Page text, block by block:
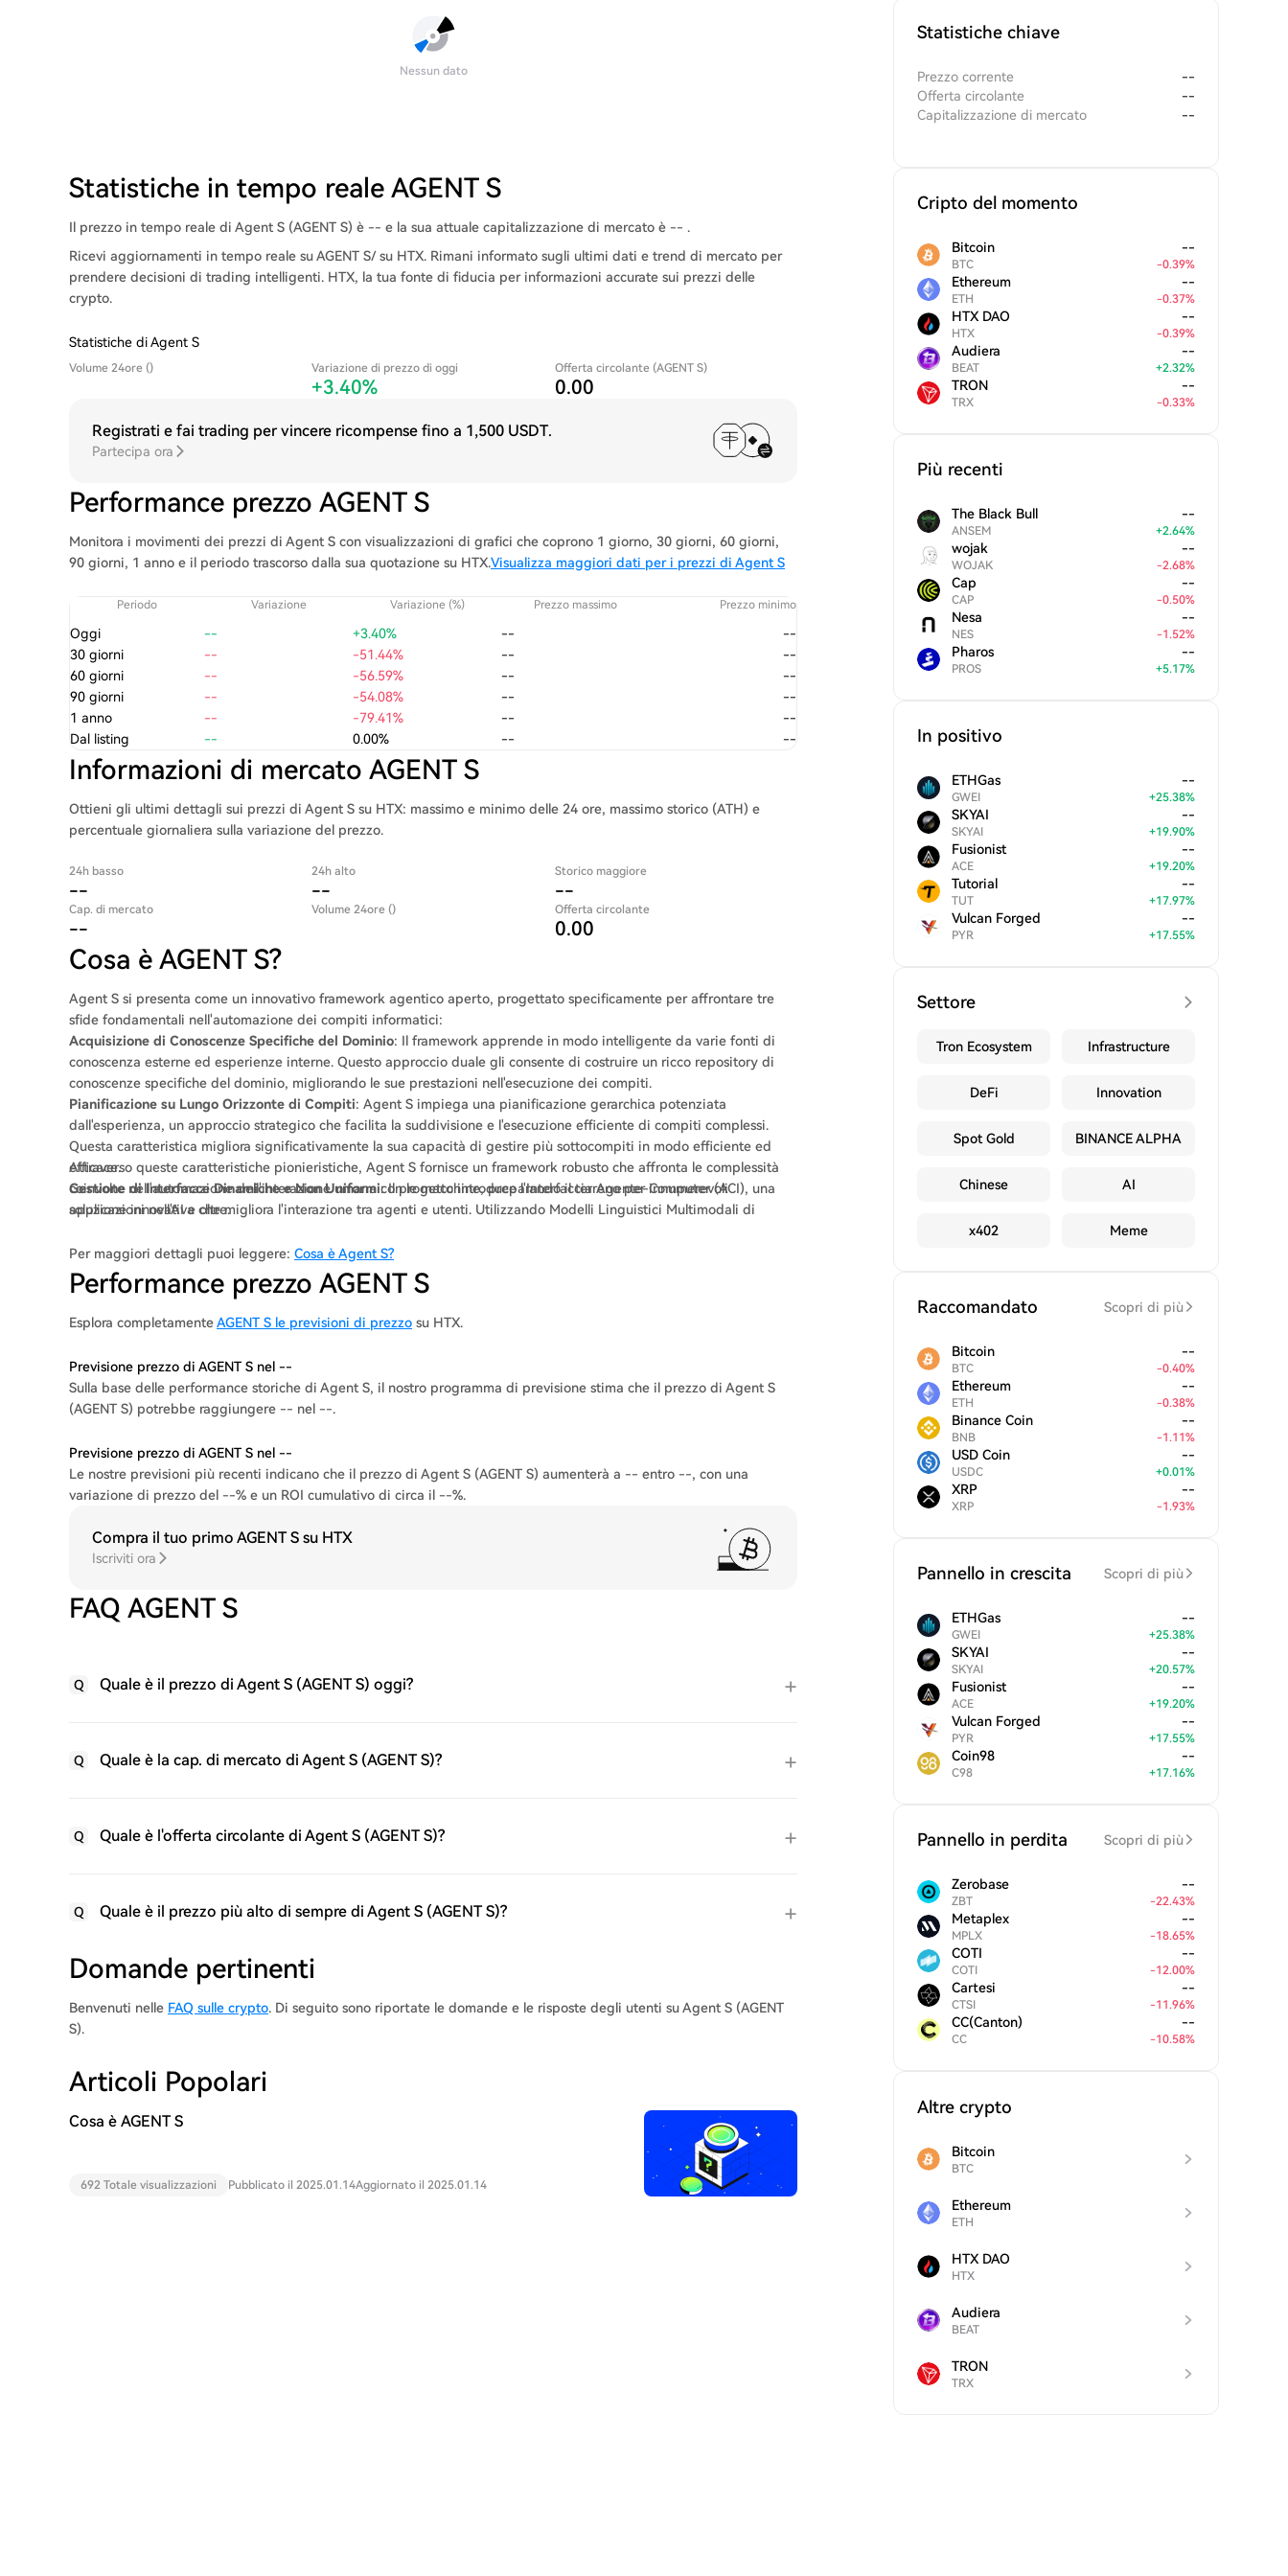
Nessun dato
Statistiche in tempo reale AGENT S
Il prezzo in tempo reale di Agent S (AGENT S) è -- e la sua attuale capitalizzazione di mercato è -- .
Ricevi aggiornamenti in tempo reale su AGENT S/ su HTX. Rimani informato sugli ultimi dati e trend di mercato per
prendere decisioni di trading intelligenti. HTX, la tua fonte di fiducia per informazioni accurate sui prezzi delle
crypto.
Statistiche di Agent S
Volume 24ore () Variazione di prezzo di oggi
+3.40%
Offerta circolante (AGENT S)
0.00
Registrati e fai trading per vincere ricompense fino a 1,500 USDT.
Partecipa ora
Performance prezzo AGENT S
Monitora i movimenti dei prezzi di Agent S con visualizzazioni di grafici che coprono 1 giorno, 30 giorni, 60 giorni,
90 giorni, 1 anno e il periodo trascorso dalla sua quotazione su HTX.Visualizza maggiori dati per i prezzi di Agent S
Periodo Variazione Variazione (%) Prezzo massimo Prezzo minimo
Oggi -- +3.40% --
--
30 giorni
-- -51.44% --
--
60 giorni
-- -56.59% --
--
90 giorni
-- -54.08% --
--
1 anno
-- -79.41% --
--
Dal listing
-- 0.00% -- --
Informazioni di mercato AGENT S
Ottieni gli ultimi dettagli sui prezzi di Agent S su HTX: massimo e minimo delle 24 ore, massimo storico (ATH) e
percentuale giornaliera sulla variazione del prezzo.
24h basso
--
24h alto
--
Storico maggiore
--
Cap. di mercato
--
Volume 24ore () Offerta circolante
0.00
Cosa è AGENT S?
Agent S si presenta come un innovativo framework agentico aperto, progettato specificamente per affrontare tre
sfide fondamentali nell'automazione dei compiti informatici:
Acquisizione di Conoscenze Specifiche del Dominio: Il framework apprende in modo intelligente da varie fonti di
conoscenza esterne ed esperienze interne. Questo approccio duale gli consente di costruire un ricco repository di
conoscenze specifiche del dominio, migliorando le sue prestazioni nell'esecuzione dei compiti.
Pianificazione su Lungo Orizzonte di Compiti: Agent S impiega una pianificazione gerarchica potenziata
dall'esperienza, un approccio strategico che facilita la suddivisione e l'esecuzione efficiente di compiti complessi.
Questa caratteristica migliora significativamente la sua capacità di gestire più sottocompiti in modo efficiente ed
efficace.
Gestione di Interfacce Dinamiche e Non Uniformi: Il progetto introduce l'Interfaccia Agente-Computer (ACI), una
soluzione innovativa che migliora l'interazione tra agenti e utenti. Utilizzando Modelli Linguistici Multimodali di
Attraverso queste caratteristiche pionieristiche, Agent S fornisce un framework robusto che affronta le complessità
coinvolte nell'automazione dell'interazione umana con le macchine, preparando il terreno per innumerevoli
applicazioni nell'AI e oltre.
Per maggiori dettagli puoi leggere: Cosa è Agent S?
Performance prezzo AGENT S
Esplora completamenteAGENT S le previsioni di prezzo su HTX.
Previsione prezzo di AGENT S nel --
Sulla base delle performance storiche di Agent S, il nostro programma di previsione stima che il prezzo di Agent S
(AGENT S) potrebbe raggiungere -- nel --.
Previsione prezzo di AGENT S nel --
Le nostre previsioni più recenti indicano che il prezzo di Agent S (AGENT S) aumenterà a -- entro --, con una
variazione di prezzo del --% e un ROI cumulativo di circa il --%.
Compra il tuo primo AGENT S su HTX
Iscriviti ora
FAQ AGENT S
Q Quale è il prezzo di Agent S (AGENT S) oggi?
Q Quale è la cap. di mercato di Agent S (AGENT S)?
Q Quale è l'offerta circolante di Agent S (AGENT S)?
Q Quale è il prezzo più alto di sempre di Agent S (AGENT S)?
Domande pertinenti
Benvenuti nelle FAQ sulle crypto. Di seguito sono riportate le domande e le risposte degli utenti su Agent S (AGENT
S).
Articoli Popolari
Cosa è AGENT S
692 Totale visualizzazioni Pubblicato il 2025.01.14Aggiornato il 2025.01.14
Statistiche chiave
Prezzo corrente
--
Offerta circolante
--
Capitalizzazione di mercato
--
Cripto del momento
Bitcoin
BTC
--
-0.39%
Ethereum
ETH
--
-0.37%
HTX DAO
HTX
--
-0.39%
Audiera
BEAT
--
+2.32%
TRON
TRX
--
-0.33%
Più recenti
The Black Bull
ANSEM
--
+2.64%
wojak
WOJAK
--
-2.68%
Cap
CAP
--
-0.50%
Nesa
NES
--
-1.52%
Pharos
PROS
--
+5.17%
In positivo
ETHGas
GWEI
--
+25.38%
SKYAI
SKYAI
--
+19.90%
Fusionist
ACE
--
+19.20%
Tutorial
TUT
--
+17.97%
Vulcan Forged
PYR
--
+17.55%
Settore
Tron Ecosystem Infrastructure
DeFi Innovation
Spot Gold BINANCE ALPHA
Chinese AI
x402 Meme
Raccomandato Scopri di più
Bitcoin
BTC
--
-0.40%
Ethereum
ETH
--
-0.38%
Binance Coin
BNB
--
-1.11%
USD Coin
USDC
--
+0.01%
XRP
XRP
--
-1.93%
Pannello in crescita Scopri di più
ETHGas
GWEI
--
+25.38%
SKYAI
SKYAI
--
+20.57%
Fusionist
ACE
--
+19.20%
Vulcan Forged
PYR
--
+17.55%
Coin98
C98
--
+17.16%
Pannello in perdita Scopri di più
Zerobase
ZBT
--
-22.43%
Metaplex
MPLX
--
-18.65%
COTI
COTI
--
-12.00%
Cartesi
CTSI
--
-11.96%
CC(Canton)
CC
--
-10.58%
Altre crypto
Bitcoin
BTC
Ethereum
ETH
HTX DAO
HTX
Audiera
BEAT
TRON
TRX